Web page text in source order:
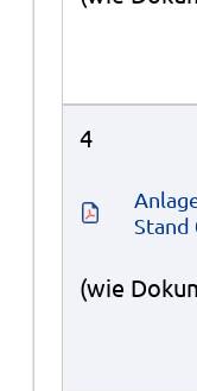
4
Stand
(wie